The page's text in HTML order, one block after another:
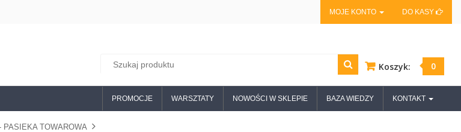
MOJE KONTO DO KASY
Koszyk: 0
PROMOCJE WARSZTATY NOWOŚCI W SKLEPIE BAZA WIEDZY KONTAKT
PASIEKA TOWAROWA